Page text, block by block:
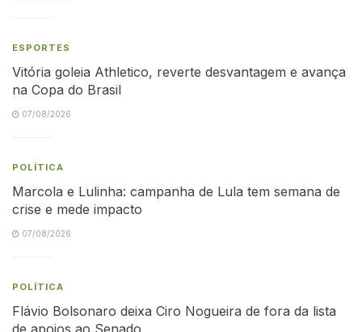
ESPORTES
Vitória goleia Athletico, reverte desvantagem e avança
na Copa do Brasil
07/08/2026
POLÍTICA
Marcola e Lulinha: campanha de Lula tem semana de
crise e mede impacto
07/08/2026
POLÍTICA
Flávio Bolsonaro deixa Ciro Nogueira de fora da lista
de apoios ao Senado